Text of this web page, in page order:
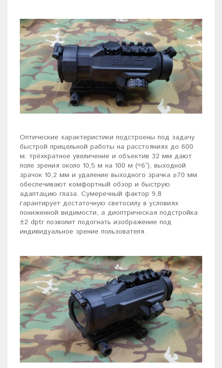
Оптические характеристики подстроены под задачу
быстрой прицельной работы на расстояниях до 600
м: трёхкратное увеличение и объектив 32 мм дают
поле зрения около 10,5 м на 100 м (≈6°), выходной
зрачок 10,2 мм и удаление выходного зрачка ≥70 мм
обеспечивают комфортный обзор и быструю
адаптацию глаза. Сумеречный фактор 9,8
гарантирует достаточную светосилу в условиях
пониженной видимости, а диоптрическая подстройка
±2 dptr позволит подогнать изображение под
индивидуальное зрение пользователя.